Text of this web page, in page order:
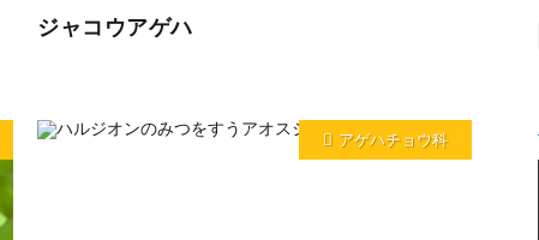
ジャコウアゲハ
アゲハチョウ科